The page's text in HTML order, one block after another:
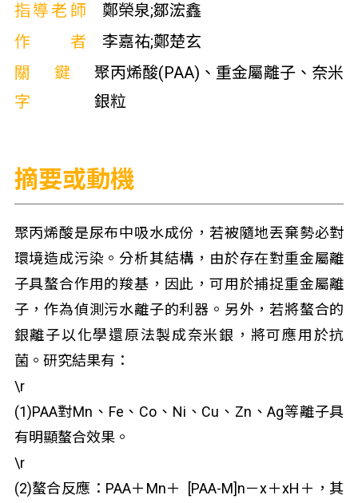
指導老師
鄭榮泉;鄒浤鑫
作者
李嘉祐;鄭楚玄
關鍵
字
聚丙烯酸(PAA)、重金屬離子、奈米
銀粒
摘要或動機
聚丙烯酸是尿布中吸水成份，若被隨地丟棄勢必對
環境造成污染。分析其結構，由於存在對重金屬離
子具螯合作用的羧基，因此，可用於捕捉重金屬離
子，作為偵測污水離子的利器。另外，若將螯合的
銀離子以化學還原法製成奈米銀，將可應用於抗
菌。研究結果有：
\r
(1)PAA對Mn、Fe、Co、Ni、Cu、Zn、Ag等離子具
有明顯螯合效果。
\r
(2)螯合反應：PAA＋Mn＋ [PAA-M]n－x＋xH ＋ ，其